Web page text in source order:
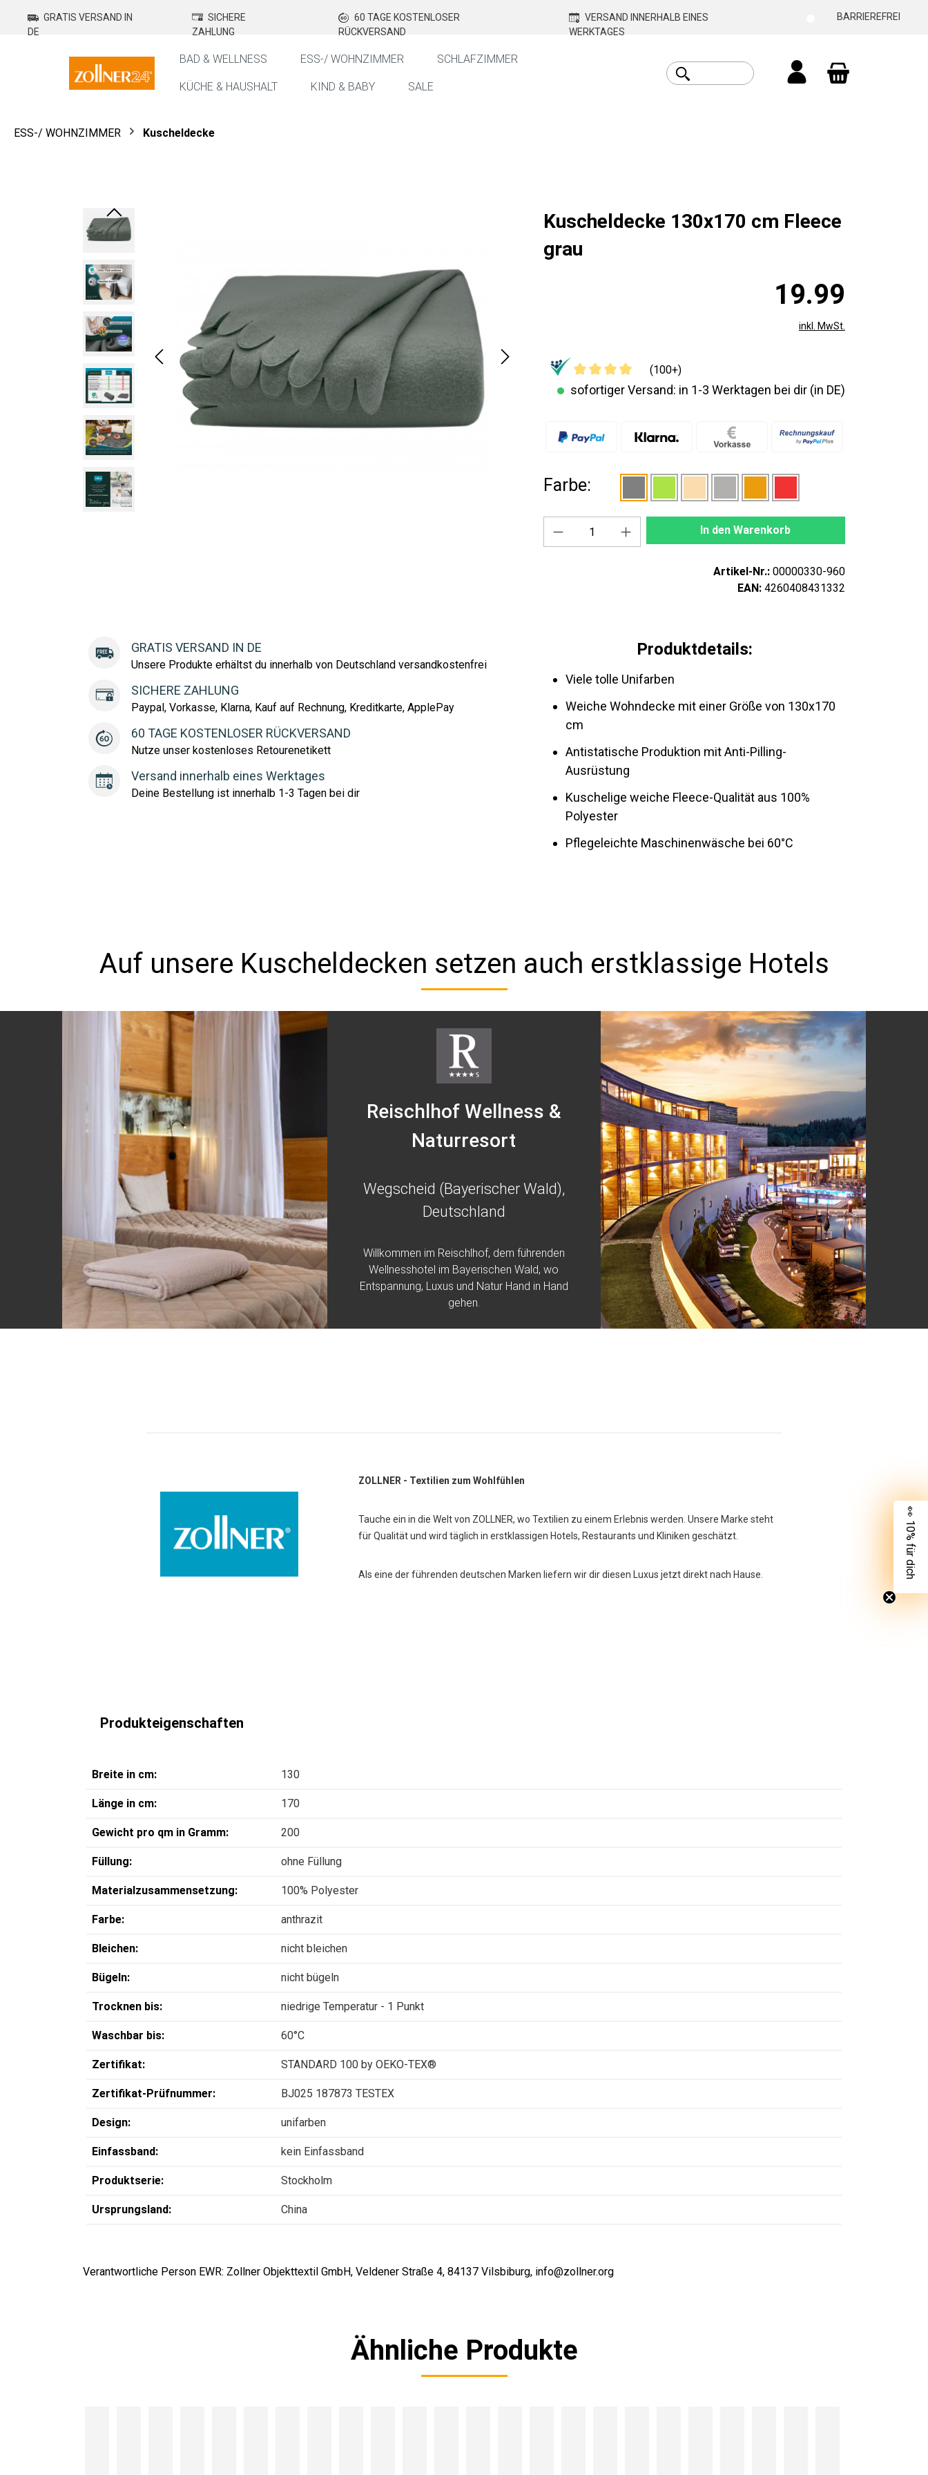
Zur Hauptnavigation springen
GRATIS VERSAND IN
DE
SICHERE
ZAHLUNG
60 TAGE KOSTENLOSER
RÜCKVERSAND
VERSAND INNERHALB EINES
WERKTAGES
BARRIEREFREI
BAD & WELLNESS ESS-/ WOHNZIMMER SCHLAFZIMMER
KÜCHE & HAUSHALT KIND & BABY
SALE
ESS-/ WOHNZIMMER Kuscheldecke
Bildergalerie überspringen
Kuscheldecke 130x170 cm Fleece
grau
19.99
inkl. MwSt.
(100+)
sofortiger Versand: in 1-3 Werktagen bei dir (in DE)
Farbe:
Produkt Anzahl: Gib den gewünschten Wert ein
In den Warenkorb
Artikel-Nr.: 00000330-960
EAN: 4260408431332
GRATIS VERSAND IN DE
Unsere Produkte erhältst du innerhalb von Deutschland versandkostenfrei
SICHERE ZAHLUNG
Paypal, Vorkasse, Klarna, Kauf auf Rechnung, Kreditkarte, ApplePay
60 TAGE KOSTENLOSER RÜCKVERSAND
Nutze unser kostenloses Retourenetikett
Versand innerhalb eines Werktages
Deine Bestellung ist innerhalb 1-3 Tagen bei dir
Produktdetails:
Viele tolle Unifarben
Weiche Wohndecke mit einer Größe von 130x170
cm
Antistatische Produktion mit Anti-Pilling-
Ausrüstung
Kuschelige weiche Fleece-Qualität aus 100%
Polyester
Pflegeleichte Maschinenwäsche bei 60°C
Auf unsere Kuscheldecken setzen auch erstklassige Hotels
Reischlhof Wellness &
Naturresort
Wegscheid (Bayerischer Wald),
Deutschland
Willkommen im Reischlhof, dem führenden
Wellnesshotel im Bayerischen Wald, wo
Entspannung, Luxus und Natur Hand in Hand
gehen.
ZOLLNER - Textilien zum Wohlfühlen
Tauche ein in die Welt von ZOLLNER, wo Textilien zu einem Erlebnis werden. Unsere Marke steht
für Qualität und wird täglich in erstklassigen Hotels, Restaurants und Kliniken geschätzt.
Als eine der führenden deutschen Marken liefern wir dir diesen Luxus jetzt direkt nach Hause.
Produkteigenschaften
Breite in cm: 130
Länge in cm: 170
Gewicht pro qm in Gramm: 200
Füllung: ohne Füllung
Materialzusammensetzung: 100% Polyester
Farbe: anthrazit
Bleichen: nicht bleichen
Bügeln: nicht bügeln
Trocknen bis: niedrige Temperatur - 1 Punkt
Waschbar bis: 60°C
Zertifikat: STANDARD 100 by OEKO-TEX®
Zertifikat-Prüfnummer: BJ025 187873 TESTEX
Design: unifarben
Einfassband: kein Einfassband
Produktserie: Stockholm
Ursprungsland: China
Verantwortliche Person EWR: Zollner Objekttextil GmbH, Veldener Straße 4, 84137 Vilsbiburg, info@zollner.org
Ähnliche Produkte
👀 10% für dich